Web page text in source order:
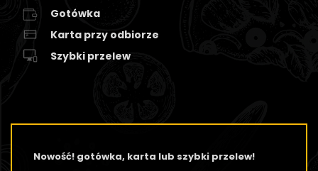
Gotówka
Karta przy odbiorze
Szybki przelew
Nowość! gotówka, karta lub szybki przelew!